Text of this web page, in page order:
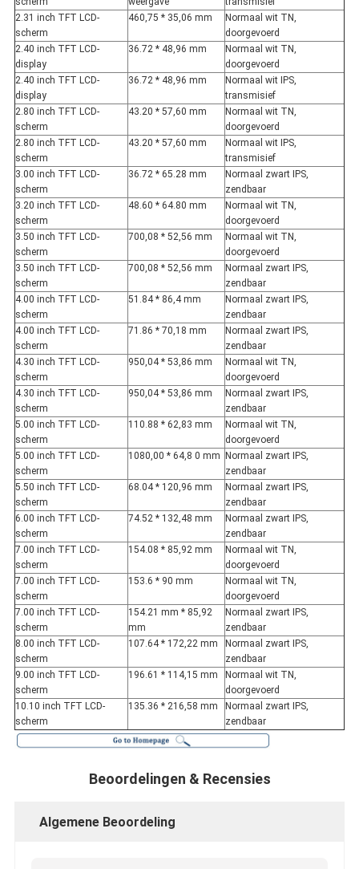
2.31 inch TFT LCD-
scherm
460,75 * 35,06 mm
Normaal wit TN,
doorgevoerd
2.40 inch TFT LCD-
display
36.72 * 48,96 mm
Normaal wit TN,
doorgevoerd
2.40 inch TFT LCD-
display
36.72 * 48,96 mm
Normaal wit IPS,
transmisief
2.80 inch TFT LCD-
scherm
43.20 * 57,60 mm
Normaal wit TN,
doorgevoerd
2.80 inch TFT LCD-
scherm
43.20 * 57,60 mm
Normaal wit IPS,
transmisief
3.00 inch TFT LCD-
scherm
36.72 * 65.28 mm
Normaal zwart IPS,
zendbaar
3.20 inch TFT LCD-
scherm
48.60 * 64.80 mm
Normaal wit TN,
doorgevoerd
3.50 inch TFT LCD-
scherm
700,08 * 52,56 mm
Normaal wit TN,
doorgevoerd
3.50 inch TFT LCD-
scherm
700,08 * 52,56 mm
Normaal zwart IPS,
zendbaar
4.00 inch TFT LCD-
scherm
51.84 * 86,4 mm
Normaal zwart IPS,
zendbaar
4.00 inch TFT LCD-
scherm
71.86 * 70,18 mm
Normaal zwart IPS,
zendbaar
4.30 inch TFT LCD-
scherm
950,04 * 53,86 mm
Normaal wit TN,
doorgevoerd
4.30 inch TFT LCD-
scherm
950,04 * 53,86 mm
Normaal zwart IPS,
zendbaar
5.00 inch TFT LCD-
scherm
110.88 * 62,83 mm
Normaal wit TN,
doorgevoerd
5.00 inch TFT LCD-
scherm
1080,00 * 64,8 0 mm Normaal zwart IPS,
zendbaar
5.50 inch TFT LCD-
scherm
68.04 * 120,96 mm
Normaal zwart IPS,
zendbaar
6.00 inch TFT LCD-
scherm
74.52 * 132,48 mm
Normaal zwart IPS,
zendbaar
7.00 inch TFT LCD-
scherm
154.08 * 85,92 mm
Normaal wit TN,
doorgevoerd
7.00 inch TFT LCD-
scherm
153.6 * 90 mm
Normaal wit TN,
doorgevoerd
7.00 inch TFT LCD-
scherm
154.21 mm * 85,92
mm
Normaal zwart IPS,
zendbaar
8.00 inch TFT LCD-
scherm
107.64 * 172,22 mm
Normaal zwart IPS,
zendbaar
9.00 inch TFT LCD-
scherm
196.61 * 114,15 mm
Normaal wit TN,
doorgevoerd
10.10 inch TFT LCD-
scherm
135.36 * 216,58 mm
Normaal zwart IPS,
zendbaar
Beoordelingen & Recensies
Algemene Beoordeling